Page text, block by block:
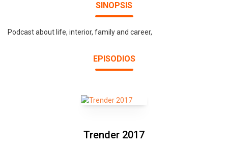
SINOPSIS
Podcast about life, interior, family and career,
EPISODIOS
Trender 2017